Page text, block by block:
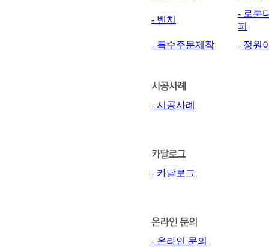
- 벤치
- 로툰
피
- 특수주문제작
- 정원
- 시공사례
- 카달로그
- 온라인 문의